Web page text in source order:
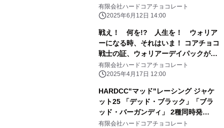
注予約受付中！
有限会社ハードコアチョコレート
2025年6月12日 14:00
戦え！ 何を!? 人生を！ ウォリア
ーになる時、それはいま！ コアチョコ
戦士の証、ウォリアーデイパックが6
年ぶりに大登場！ HARDCCウォリア
ーデイパック25が特別価格にて受注予
有限会社ハードコアチョコレート
2025年4月17日 12:00
HARDCC"マッド"レーシング ジャケ
ット25 「デッド・ブラック」「ブラ
ッド・バーガンディ」 2種同時発
売！ 特別価格にて受注予約受付中！
有限会社ハードコアチョコレート